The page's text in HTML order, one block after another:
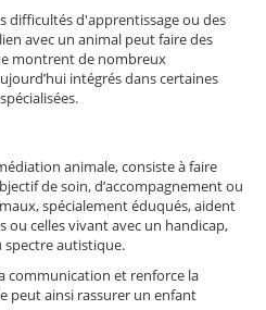
difficultés d'apprentissage ou des
avec un animal peut faire des
montrent de nombreux
intégrés dans certaines
animale, consiste à faire
de soin, d’accompagnement ou
spécialement éduqués, aident
ou celles vivant avec un handicap,
spectre autistique.
communication et renforce la
peut ainsi rassurer un enfant